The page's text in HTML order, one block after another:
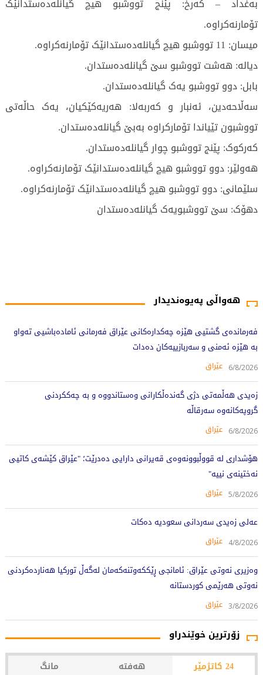
هەواڵی پەیوەندیدار
فەرماندەی گشتیی هێزە چەکدارەکانی عێراق فەرمانی ئامادەباشیی تەواو
بە هێزە ئەمنی و سەربازییەکان دەدات
6/8/2026 عێراق
زەیدی هەڵمەتی دژی گەندەڵکارانی وەستاندووە و بە چەککردنی
گروپەکانەوە سەرقاڵە
6/8/2026 عێراق
هۆشداری لە قووڵبوونەوەی قەیرانی دارایی دەدرێت؛ "عێراق کێشەی کاتیی
نەختینەی نییە"
5/8/2026 عێراق
عەلی زەیدی سەردانی سعودیە دەکات
4/8/2026 عێراق
وەزیری نەوتی عێراق: ئامانجی ڕێککەوتنەکەمان لەگەڵ تورکیا هەناردەکردنی
نەوتی هەرێمی کوردستانە
3/8/2026 عێراق
بەغداد – کەرخ: پێنج تووشبو هیچ گیانلەدەستدانێک
تۆمارنەکراوە.
میسان: 11 تووشبو هیچ گیانلەدەستدانێک تۆمارنەکراوە.
دیالە: هەشت تووشبو سێ گیانلەدەستدان.
بابل: دوو تووشبو یەک گیانلەدەستدان.
سەڵاحەدین، ئەنبار و کەربەلا: هەریەکێکیان، یەک حاڵەتی
تووشبون تێیاندا تۆمارکراوە بەبێ گیانلەدەستدان.
کەرکوک: پێنج تووشبو چوار گیانلەدەستدان.
هەولێر: دوو تووشبو هیچ گیانلەدەستدانێک تۆمارنەکراوە.
سلێمانی: دوو تووشبو هیچ گیانلەدەستدانێک تۆمارنەکراوە.
دهۆک: سێ تووشبویەک گیانلەدەستدان
زۆرترین خوێندراو
24 کاتژمێر هەفتە مانگ